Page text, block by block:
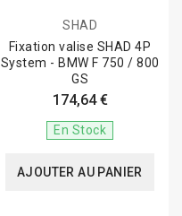
SHAD
Fixation valise SHAD 4P
System - BMW F 750 / 800
GS
174,64 €
En Stock
AJOUTER AU PANIER